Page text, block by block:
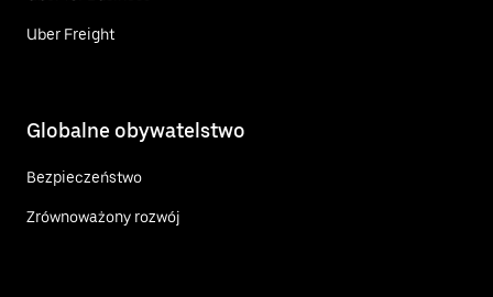
Uber Freight
Globalne obywatelstwo
Bezpieczeństwo
Zrównoważony rozwój